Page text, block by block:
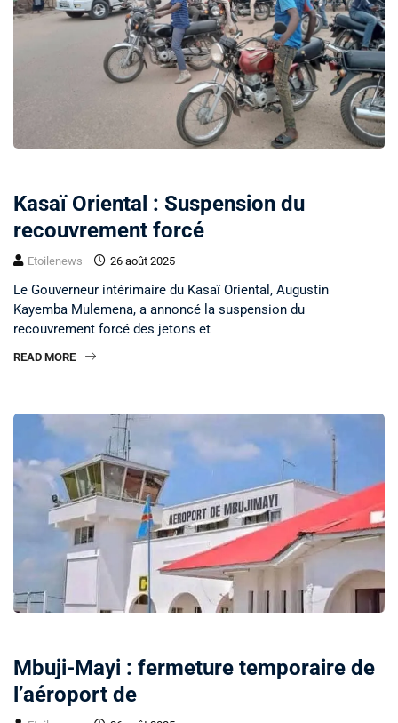
Kasaï Oriental : Suspension du
recouvrement forcé
Etoilenews 26 août 2025
Le Gouverneur intérimaire du Kasaï Oriental, Augustin
Kayemba Mulemena, a annoncé la suspension du
recouvrement forcé des jetons et
READ MORE
Mbuji-Mayi : fermeture temporaire de
l’aéroport de